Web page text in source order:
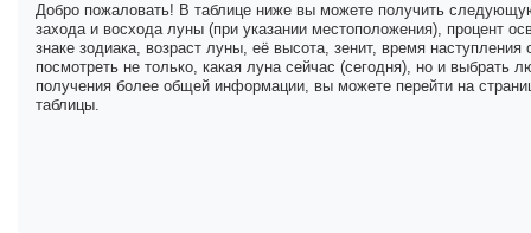
Добро пожаловать! В таблице ниже вы можете получить
захода и восхода луны (при указании местоположения), процент
знаке зодиака, возраст луны, её высота, зенит, время
посмотреть не только, какая луна сейчас (сегодня), но и
получения более общей информации, вы можете перейти на
таблицы.